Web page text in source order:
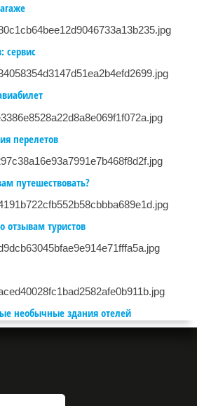
сервис
перелетов
путешествовать?
отзывам туристов
необычные здания отелей